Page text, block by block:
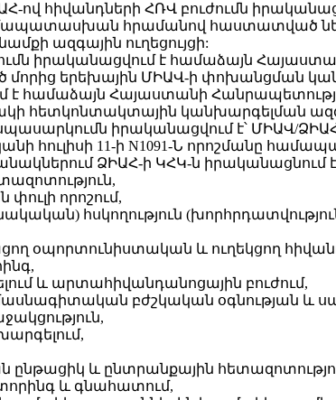
ով հիվանդների ՀՌՎ բուժումն
հրամանով հաստատված
ազգային ուղեցույցի:
իրականացվում է համաձայն
երեխային ՄԻԱՎ-ի փոխանցման
է համաձայն Հայաստանի
կանխարգելման
սպասարկումն իրականացվում է՝ ՄԻԱՎ/
հուլիսի 11-ի N1091-Ն որոշմանը
ՁԻԱՀ-ի ԿՀԿ-ն իրականացնում
որոշում,
հսկողություն
օպորտունիստական և ուղեկցող
և արտահիվանդանոցային բուժում,
մասնագիտական բժշկական օգնության և
և ընտրանքային
և գնահատում,